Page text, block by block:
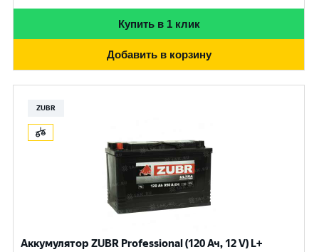
Купить в 1 клик
Добавить в корзину
ZUBR
Аккумулятор ZUBR Professional (120 Ач, 12 V) L+